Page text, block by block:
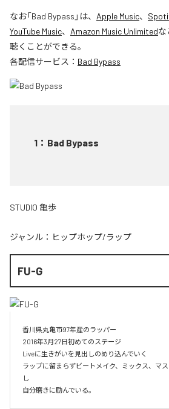
なお「Bad Bypass 」は、 Apple Music、
YouTube Music、 Amazon Music Unlimitedな
聴くことができる。
各配信サービス： Bad Bypass
1 ： Bad Bypass
STUDIO 亀歩
ジャンル： ヒップホップ/ラップ
FU-G
香川県丸亀市97年産のラッパー
2016年3月27日初めてのステージ
Liveに生きがいを見出しのめり込んでいく
ラップに留まらずビートメイク、ミックス、マ
し
自分磨きに励んでいる。